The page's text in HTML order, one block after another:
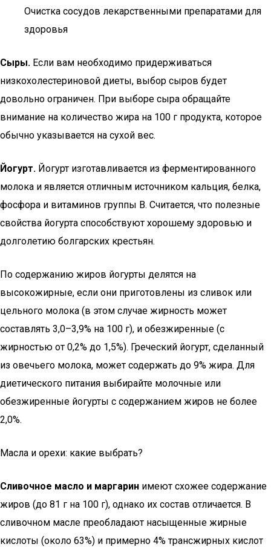
Очистка сосудов лекарственными препаратами для
здоровья
Сыры. Если вам необходимо придерживаться
низкохолестериновой диеты, выбор сыров будет
довольно ограничен. При выборе сыра обращайте
внимание на количество жира на 100 г продукта, которое
обычно указывается на сухой вес.
Йогурт. Йогурт изготавливается из ферментированного
молока и является отличным источником кальция, белка,
фосфора и витаминов группы В. Считается, что полезные
свойства йогурта способствуют хорошему здоровью и
долголетию болгарских крестьян.
По содержанию жиров йогурты делятся на
высокожирные, если они приготовлены из сливок или
цельного молока (в этом случае жирность может
составлять 3,0–3,9% на 100 г), и обезжиренные (с
жирностью от 0,2% до 1,5%). Греческий йогурт, сделанный
из овечьего молока, может содержать до 9% жира. Для
диетического питания выбирайте молочные или
обезжиренные йогурты с содержанием жиров не более
2,0%.
Масла и орехи: какие выбрать?
Сливочное масло и маргарин имеют схожее содержание
жиров (до 81 г на 100 г), однако их состав отличается. В
сливочном масле преобладают насыщенные жирные
кислоты (около 63%) и примерно 4% трансжирных кислот